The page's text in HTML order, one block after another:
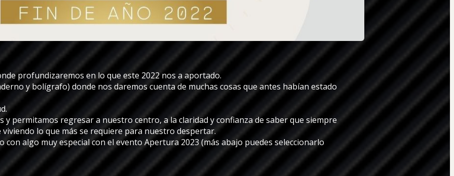
profundizaremos en lo que este 2022 nos a aportado.
y bolígrafo) donde nos daremos cuenta de muchas cosas que antes habían estado
permitamos regresar a nuestro centro, a la claridad y confianza de saber que siempre
lo que más se requiere para nuestro despertar.
con algo muy especial con el evento Apertura 2023 (más abajo puedes seleccionarlo